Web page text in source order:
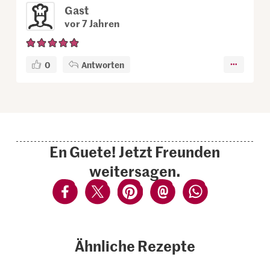
Gast
vor 7 Jahren
0 Antworten
En Guete! Jetzt Freunden
weitersagen.
Ähnliche Rezepte